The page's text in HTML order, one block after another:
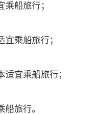
船旅行；
乘船旅行；
宜乘船旅行；
旅行。